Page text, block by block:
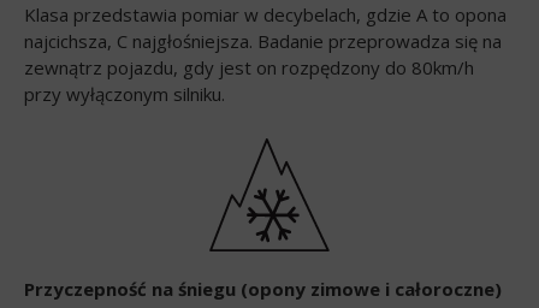
Klasa przedstawia pomiar w decybelach, gdzie A to opona
najcichsza, C najgłośniejsza. Badanie przeprowadza się na
zewnątrz pojazdu, gdy jest on rozpędzony do 80km/h
przy wyłączonym silniku.
Przyczepność na śniegu (opony zimowe i całoroczne)